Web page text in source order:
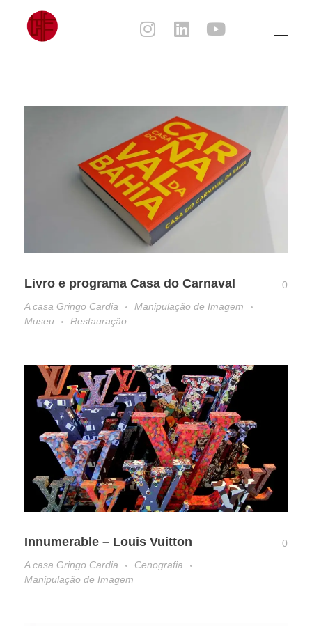
Livro e programa Casa do Carnaval
0
A casa Gringo Cardia
Manipulação de Imagem
Museu
Restauração
Innumerable – Louis Vuitton
0
A casa Gringo Cardia
Cenografia
Manipulação de Imagem